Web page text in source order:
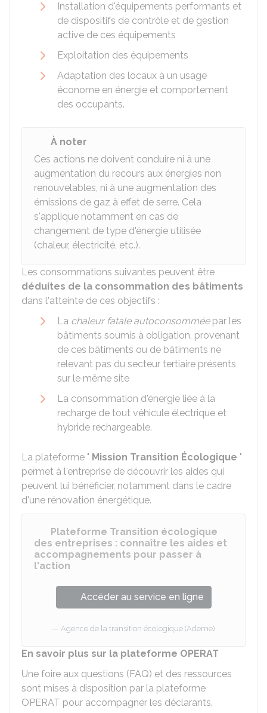
Installation d'équipements performants et
de dispositifs de contrôle et de gestion
active de ces équipements
Exploitation des équipements
Adaptation des locaux à un usage
économe en énergie et comportement
des occupants.
À noter
Ces actions ne doivent conduire ni à une
augmentation du recours aux énergies non
renouvelables, ni à une augmentation des
émissions de gaz à effet de serre. Cela
s'applique notamment en cas de
changement de type d'énergie utilisée
(chaleur, électricité, etc.).
Les consommations suivantes peuvent être
déduites de la consommation des bâtiments
dans l'atteinte de ces objectifs :
La chaleur fatale autoconsomméepar les
bâtiments soumis à obligation, provenant
de ces bâtiments ou de bâtiments ne
relevant pas du secteur tertiaire présents
sur le même site
La consommation d'énergie liée à la
recharge de tout véhicule électrique et
hybride rechargeable.
La plateforme " Mission Transition Écologique "
permet à l'entreprise de découvrir les aides qui
peuvent lui bénéficier, notamment dans le cadre
d'une rénovation énergétique.
Plateforme Transition écologique
des entreprises : connaître les aides et
accompagnements pour passer à
l'action
Accéder au service en ligne
Agence de la transition écologique (Ademe)
En savoir plus sur la plateforme OPERAT
Une foire aux questions (FAQ) et des ressources
sont mises à disposition par la plateforme
OPERAT pour accompagner les déclarants.